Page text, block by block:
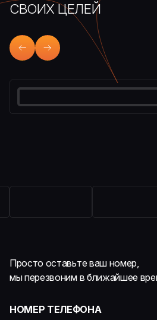
СВОИХ ЦЕЛЕЙ
Просто оставьте ваш номер,
мы перезвоним в ближайшее